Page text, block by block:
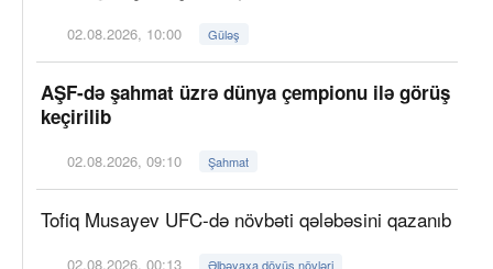
02.08.2026, 10:00 Güləş
AŞF-də şahmat üzrə dünya çempionu ilə görüş
keçirilib
02.08.2026, 09:10 Şahmat
Tofiq Musayev UFC-də növbəti qələbəsini qazanıb
02.08.2026, 00:13 Əlbəyaxa döyüş növləri